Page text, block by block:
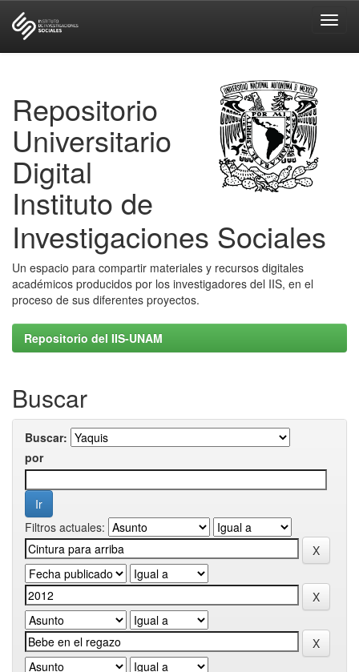
Repositorio
Universitario
Digital
Instituto de
Investigaciones Sociales
Un espacio para compartir materiales y recursos digitales
académicos producidos por los investigadores del IIS, en el
proceso de sus diferentes proyectos.
Repositorio del IIS-UNAM
Buscar
Buscar:
por
Filtros actuales: